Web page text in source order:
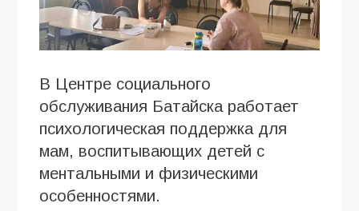
В Центре социального
обслуживания Батайска работает
психологическая поддержка для
мам, воспитывающих детей с
ментальными и физическими
особенностями.